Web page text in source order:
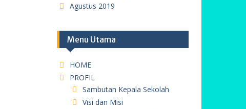
Agustus 2019
Menu Utama
HOME
PROFIL
Sambutan Kepala Sekolah
Visi dan Misi